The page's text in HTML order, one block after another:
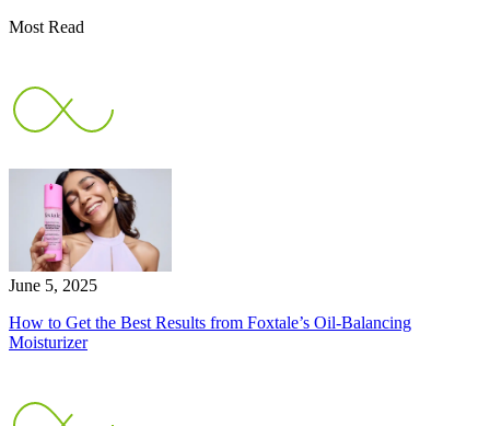
Most Read
June 5, 2025
How to Get the Best Results from Foxtale’s Oil-Balancing
Moisturizer